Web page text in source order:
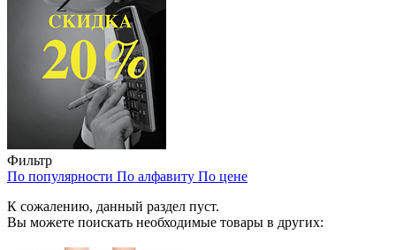
Фильтр
По популярности По алфавиту По цене
К сожалению, данный раздел пуст.
Вы можете поискать необходимые товары в других: